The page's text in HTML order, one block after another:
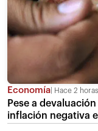
Economía Hace 2 horas
Pese a
inflación negativa